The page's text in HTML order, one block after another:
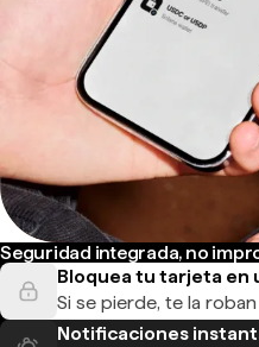
Seguridad integrada, no
Bloquea tu tarjeta en
Si se pierde, te la
Notificaciones